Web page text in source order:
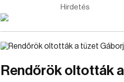
Hirdetés
Rendőrök oltották a